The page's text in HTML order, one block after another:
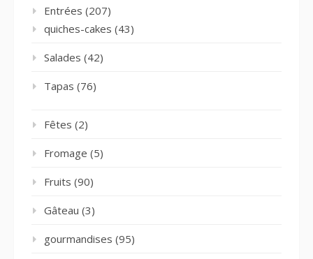
Entrées (207)
quiches-cakes (43)
Salades (42)
Tapas (76)
Fêtes (2)
Fromage (5)
Fruits (90)
Gâteau (3)
gourmandises (95)